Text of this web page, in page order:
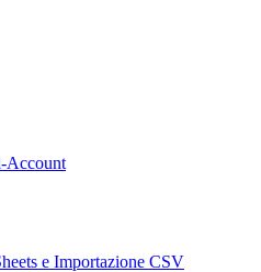
Account
e Importazione CSV